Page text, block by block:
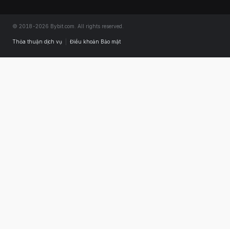
© 2018-2026 Bybit.com. All rights reserved.
Thỏa thuận dịch vụ Điều khoản Bảo mật